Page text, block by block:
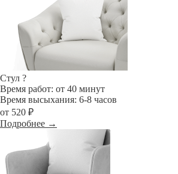
Стул ?
Время работ: от 40 минут
Время высыхания: 6-8 часов
от 520 ₽
Подробнее →